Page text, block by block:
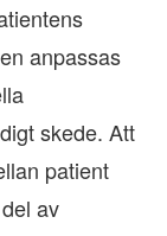
anpassas
skede. Att
patient
av